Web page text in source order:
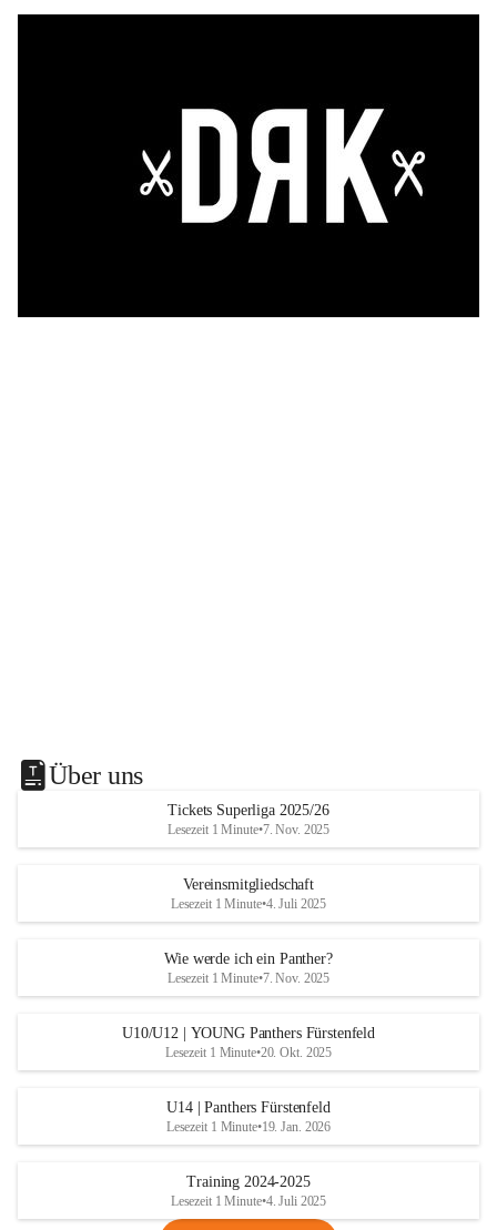
Über uns
Tickets Superliga 2025/26
Lesezeit 1 Minute•7. Nov. 2025
Vereinsmitgliedschaft
Lesezeit 1 Minute•4. Juli 2025
Wie werde ich ein Panther?
Lesezeit 1 Minute•7. Nov. 2025
U10/U12 | YOUNG Panthers Fürstenfeld
Lesezeit 1 Minute•20. Okt. 2025
U14 | Panthers Fürstenfeld
Lesezeit 1 Minute•19. Jan. 2026
Training 2024-2025
Lesezeit 1 Minute•4. Juli 2025